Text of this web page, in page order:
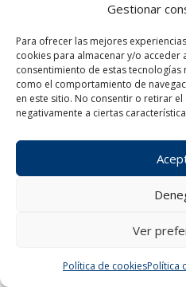
Gestionar
Para ofrecer las mejores
cookies para almacenar y/o acceder
consentimiento de estas
como el comportamiento de
en este sitio. No consentir o retirar
negativamente a ciertas
Ver
Política de cookiesPolítica
Haz clic para
marketing y
¿Tienes